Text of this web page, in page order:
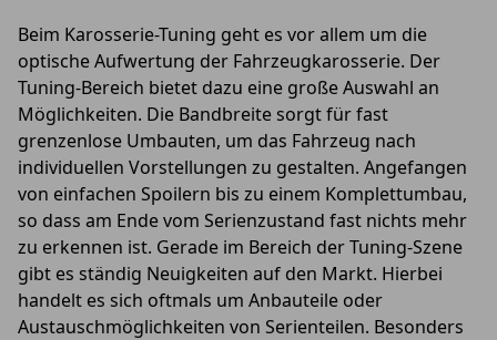
Beim Karosserie-Tuning geht es vor allem um die
optische Aufwertung der Fahrzeugkarosserie. Der
Tuning-Bereich bietet dazu eine große Auswahl an
Möglichkeiten. Die Bandbreite sorgt für fast
grenzenlose Umbauten, um das Fahrzeug nach
individuellen Vorstellungen zu gestalten. Angefangen
von einfachen Spoilern bis zu einem Komplettumbau,
so dass am Ende vom Serienzustand fast nichts mehr
zu erkennen ist. Gerade im Bereich der Tuning-Szene
gibt es ständig Neuigkeiten auf den Markt. Hierbei
handelt es sich oftmals um Anbauteile oder
Austauschmöglichkeiten von Serienteilen. Besonders